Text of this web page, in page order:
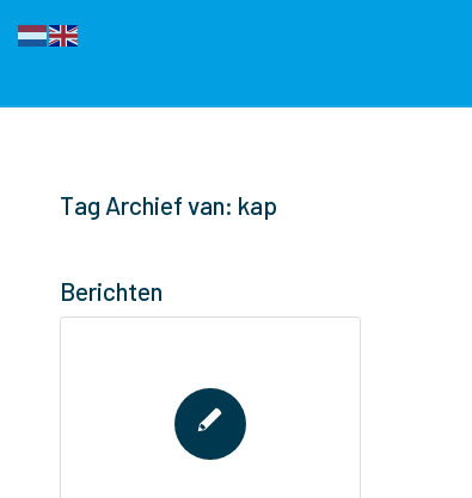
Tag Archief van: kap
Berichten